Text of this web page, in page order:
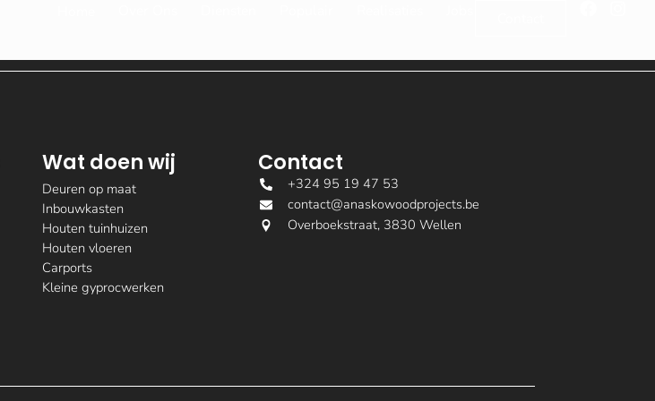
Wat doen wij
Deuren op maat
Inbouwkasten
Houten tuinhuizen
Houten vloeren
Carports
Kleine gyprocwerken
Contact
+324 95 19 47 53
contact@anaskowoodprojects.be
Overboekstraat, 3830 Wellen